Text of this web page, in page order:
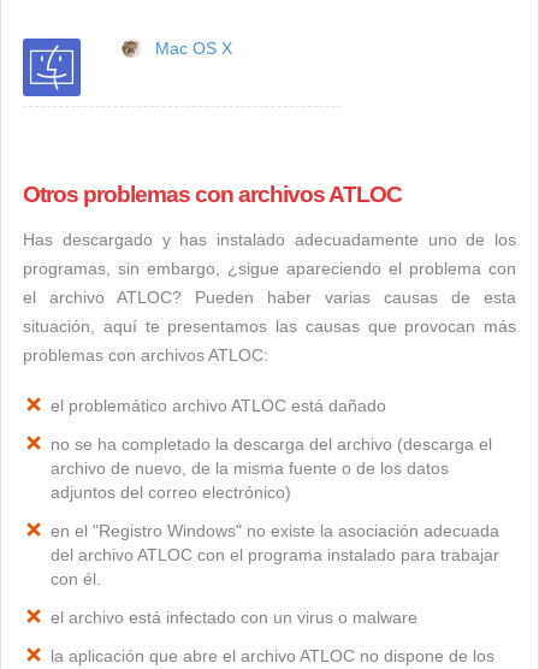
Mac OS X
Otros problemas con archivos ATLOC
Has descargado y has instalado adecuadamente uno de los
programas, sin embargo, ¿sigue apareciendo el problema con
el archivo ATLOC? Pueden haber varias causas de esta
situación, aquí te presentamos las causas que provocan más
problemas con archivos ATLOC:
el problemático archivo ATLOC está dañado
no se ha completado la descarga del archivo (descarga el
archivo de nuevo, de la misma fuente o de los datos
adjuntos del correo electrónico)
en el "Registro Windows" no existe la asociación adecuada
del archivo ATLOC con el programa instalado para trabajar
con él.
el archivo está infectado con un virus o malware
la aplicación que abre el archivo ATLOC no dispone de los